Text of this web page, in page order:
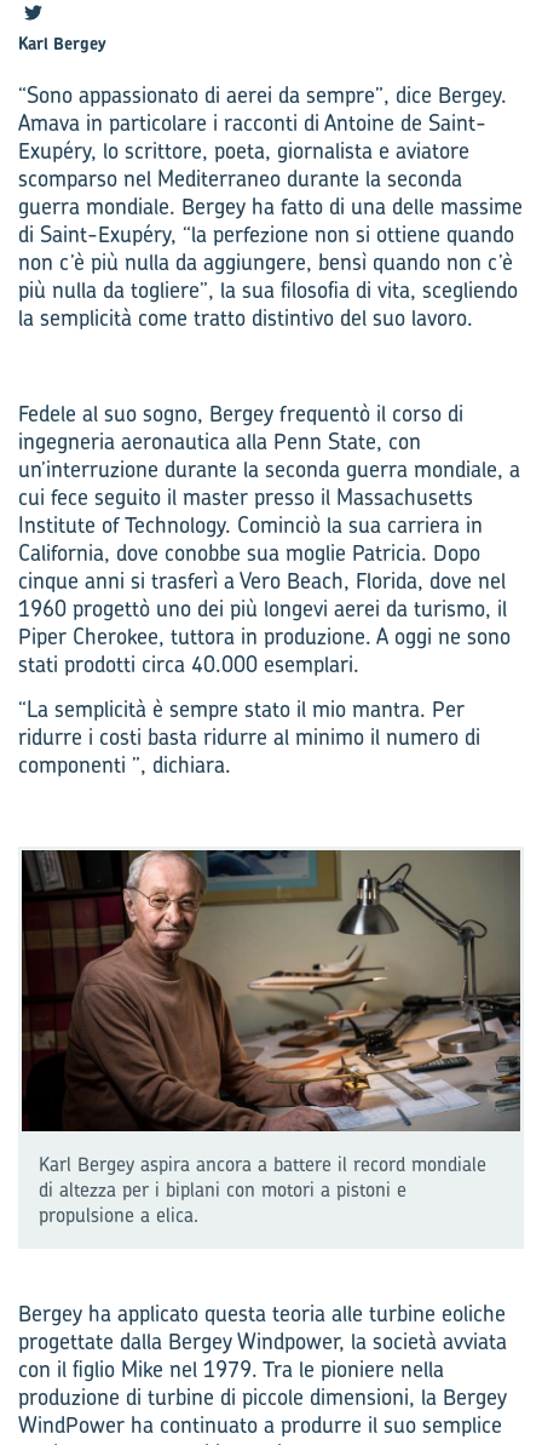
Karl Bergey
“Sono appassionato di aerei da sempre”, dice Bergey.
Amava in particolare i racconti di Antoine de Saint-
Exupéry, lo scrittore, poeta, giornalista e aviatore
scomparso nel Mediterraneo durante la seconda
guerra mondiale. Bergey ha fatto di una delle massime
di Saint-Exupéry, “la perfezione non si ottiene quando
non c’è più nulla da aggiungere, bensì quando non c’è
più nulla da togliere”, la sua filosofia di vita, scegliendo
la semplicità come tratto distintivo del suo lavoro.
Fedele al suo sogno, Bergey frequentò il corso di
ingegneria aeronautica alla Penn State, con
un’interruzione durante la seconda guerra mondiale, a
cui fece seguito il master presso il Massachusetts
Institute of Technology. Cominciò la sua carriera in
California, dove conobbe sua moglie Patricia. Dopo
cinque anni si trasferì a Vero Beach, Florida, dove nel
1960 progettò uno dei più longevi aerei da turismo, il
Piper Cherokee, tuttora in produzione. A oggi ne sono
stati prodotti circa 40.000 esemplari.
“La semplicità è sempre stato il mio mantra.­ Per
ridurre i costi basta ridurre al minimo il numero di
componenti ”, dichiara.
Karl Bergey aspira ancora a battere il record mondiale
di altezza per i biplani con motori a pistoni e
propulsione a elica.
Bergey ha applicato questa teoria alle turbine eoliche
progettate dalla Bergey Windpower, la società avviata
con il figlio Mike nel 1979. Tra le pioniere nella
produzione di turbine di piccole dimensioni, la Bergey
WindPower ha continuato a produrre il suo semplice